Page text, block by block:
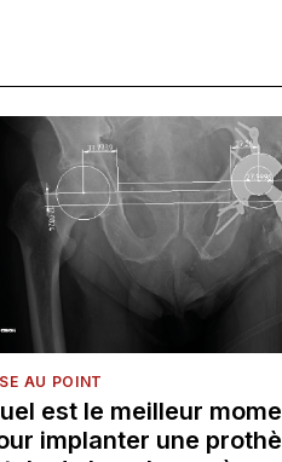
AU POINT
est le meilleur
implanter une